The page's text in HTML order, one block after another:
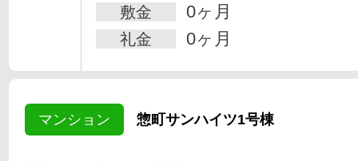
敷金 0ヶ月
礼金 0ヶ月
マンション 惣町サンハイツ1号棟